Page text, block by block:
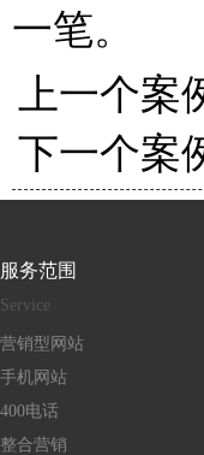
一笔。
上一个案
下一个案
服务范围
Service
营销型网站
手机网站
400电话
整合营销